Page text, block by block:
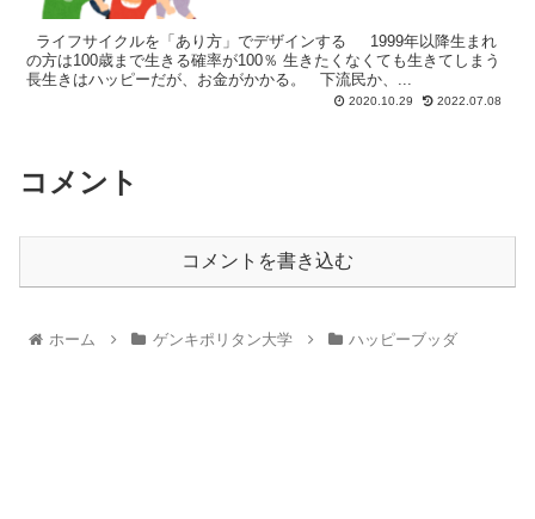
ライフサイクルを「あり方」でデザインする 1999年以降生まれ
の方は100歳まで生きる確率が100％ 生きたくなくても生きてしまう
長生きはハッピーだが、お金がかかる。 下流民か、...
2020.10.29 2022.07.08
コメント
コメントを書き込む
ホーム ゲンキポリタン大学 ハッピーブッダ